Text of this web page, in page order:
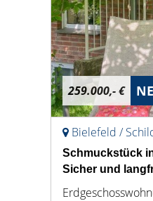
259.000,- €
Bielefeld /
Schmuckstück
Sicher und